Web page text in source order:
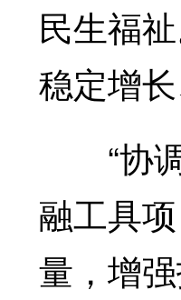
民生福
稳定增
“协调
融工具
量，增